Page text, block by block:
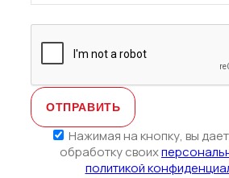
Нажимая на кнопку, вы
обработку своих
политикой